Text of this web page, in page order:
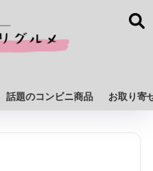
話題のコンビニ商品 お取り寄